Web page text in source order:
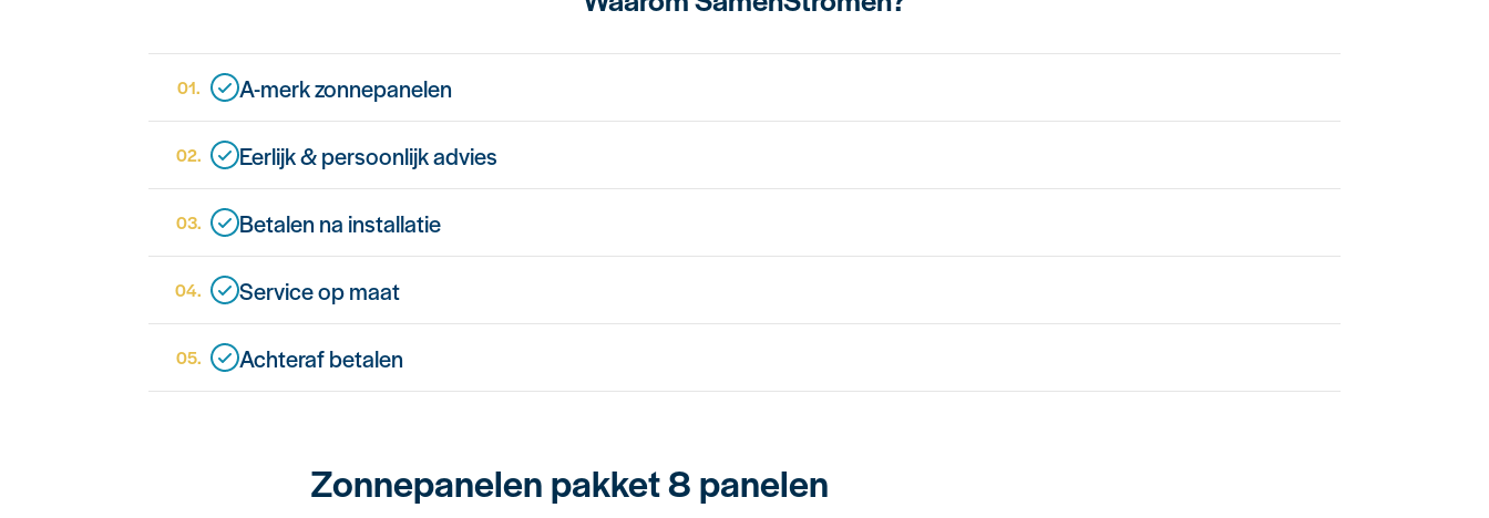
1 A-merk zonnepanelen
2 Eerlijk & persoonlijk advies
3 Betalen na installatie
4 Service op maat
5 Achteraf betalen
Zonnepanelen pakket 8 panelen